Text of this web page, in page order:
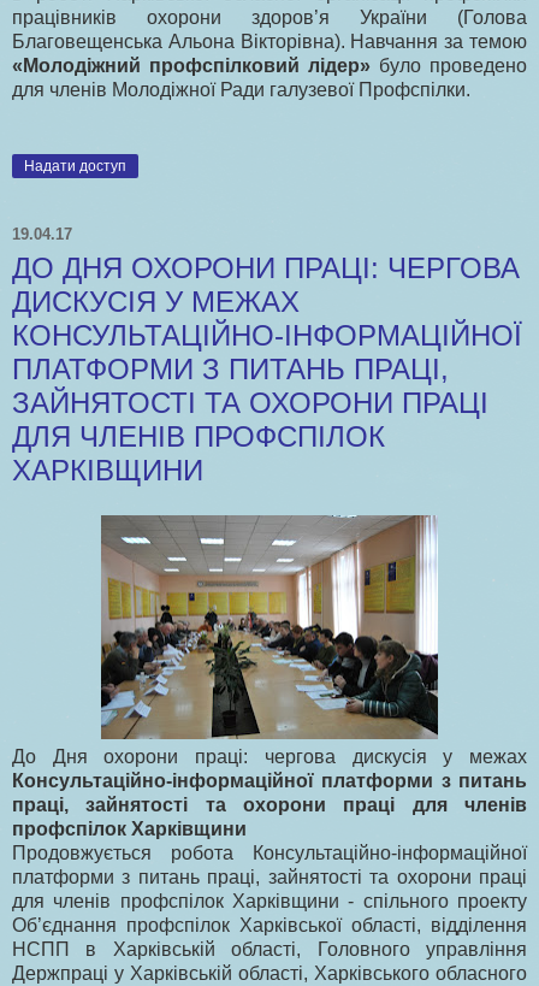
працівників охорони здоров’я України (Голова
Благовещенська Альона Вікторівна). Навчання за темою
«Молодіжний профспілковий лідер» було проведено
для членів Молодіжної Ради галузевої Профспілки.
Надати доступ
19.04.17
ДО ДНЯ ОХОРОНИ ПРАЦІ: ЧЕРГОВА
ДИСКУСІЯ У МЕЖАХ
КОНСУЛЬТАЦІЙНО-ІНФОРМАЦІЙНОЇ
ПЛАТФОРМИ З ПИТАНЬ ПРАЦІ,
ЗАЙНЯТОСТІ ТА ОХОРОНИ ПРАЦІ
ДЛЯ ЧЛЕНІВ ПРОФСПІЛОК
ХАРКІВЩИНИ
До Дня охорони праці: чергова дискусія у межах
Консультаційно-інформаційної платформи з питань
праці, зайнятості та охорони праці для членів
профспілок Харківщини
Продовжується робота Консультаційно-інформаційної
платформи з питань праці, зайнятості та охорони праці
для членів профспілок Харківщини - спільного проекту
Об’єднання профспілок Харківської області, відділення
НСПП в Харківській області, Головного управління
Держпраці у Харківській області, Харківського обласного